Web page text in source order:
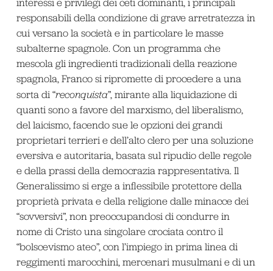
interessi e privilegi dei ceti dominanti, i principali
responsabili della condizione di grave arretratezza in
cui versano la società e in particolare le masse
subalterne spagnole. Con un programma che
mescola gli ingredienti tradizionali della reazione
spagnola, Franco si ripromette di procedere a una
sorta di “reconquista”, mirante alla liquidazione di
quanti sono a favore del marxismo, del liberalismo,
del laicismo, facendo sue le opzioni dei grandi
proprietari terrieri e dell’alto clero per una soluzione
eversiva e autoritaria, basata sul ripudio delle regole
e della prassi della democrazia rappresentativa. Il
Generalissimo si erge a inflessibile protettore della
proprietà privata e della religione dalle minacce dei
“sovversivi”, non preoccupandosi di condurre in
nome di Cristo una singolare crociata contro il
“bolscevismo ateo”, con l’impiego in prima linea di
reggimenti marocchini, mercenari musulmani e di un